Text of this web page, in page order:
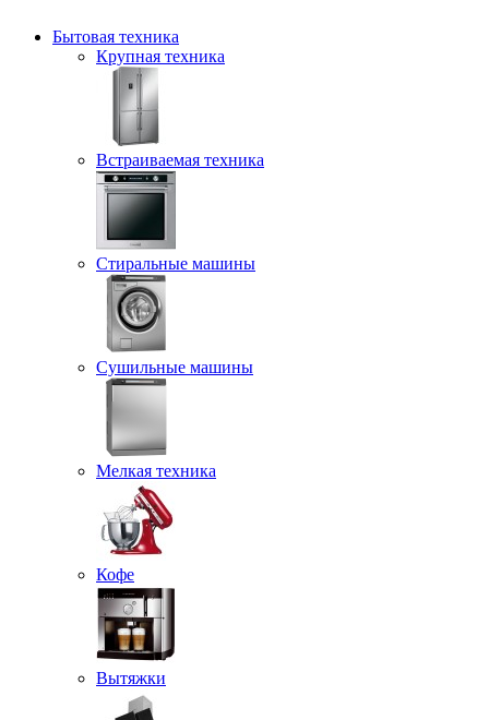
Бытовая техника
Крупная техника
Встраиваемая техника
Стиральные машины
Сушильные машины
Мелкая техника
Кофе
Вытяжки